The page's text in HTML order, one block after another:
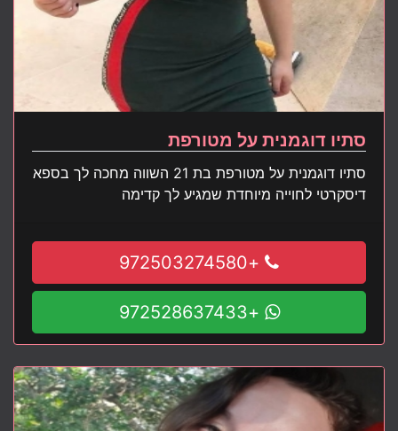
סתיו דוגמנית על מטורפת
סתיו דוגמנית על מטורפת בת 21 השווה מחכה לך בספא
דיסקרטי לחוייה מיוחדת שמגיע לך קדימה
+972503274580
+972528637433